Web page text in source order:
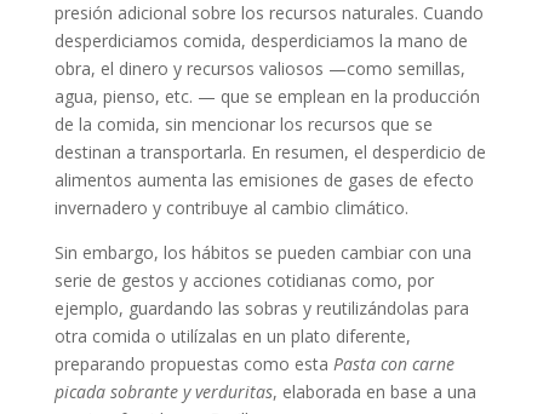
presión adicional sobre los recursos naturales. Cuando
desperdiciamos comida, desperdiciamos la mano de
obra, el dinero y recursos valiosos —como semillas,
agua, pienso, etc. — que se emplean en la producción
de la comida, sin mencionar los recursos que se
destinan a transportarla. En resumen, el desperdicio de
alimentos aumenta las emisiones de gases de efecto
invernadero y contribuye al cambio climático.
Sin embargo, los hábitos se pueden cambiar con una
serie de gestos y acciones cotidianas como, por
ejemplo, guardando las sobras y reutilizándolas para
otra comida o utilízalas en un plato diferente,
preparando propuestas como esta Pasta con carne
picada sobrante y verduritas, elaborada en base a una